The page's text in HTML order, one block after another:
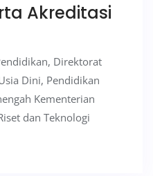
Akreditasi
Direktorat
Dini, Pendidikan
Kementerian
dan Teknologi